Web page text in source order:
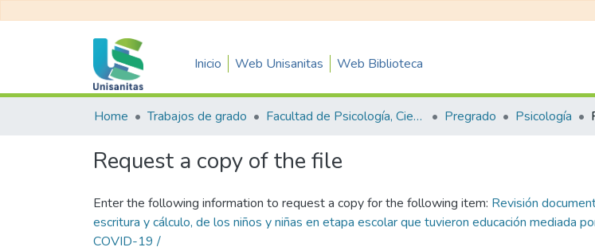
Inicio Web Unisanitas Web Biblioteca
Home Trabajos de grado Facultad de Psicología, Ciencias Sociales y de la Educación Pregrado Psicología
Request a copy of the file
Enter the following information to request a copy for the following item: Revisión
escritura y cálculo, de los niños y niñas en etapa escolar que tuvieron educación mediada
COVID-19 /